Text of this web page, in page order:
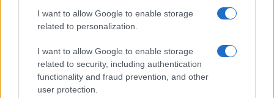
I want to allow Google to enable storage
related to personalization.
I want to allow Google to enable storage
related to security, including authentication
functionality and fraud prevention, and other
user protection.
pretende di dettare le regole a Roma. Ultimatum
sui controlli entro il 9 agosto
Massimo Balsamo
7 Agosto 2026, 14:26
2.5k